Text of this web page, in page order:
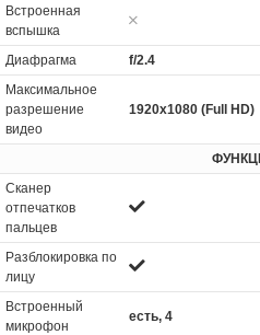
Встроенная
вспышка
Диафрагма
f/2.4
Максимальное
разрешение
видео
1920x1080 (Full HD)
Сканер
отпечатков
пальцев
Разблокировка по
лицу
Встроенный
микрофон
есть, 4